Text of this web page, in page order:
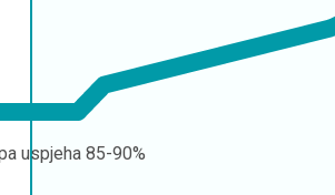
uspjeha 85-90%